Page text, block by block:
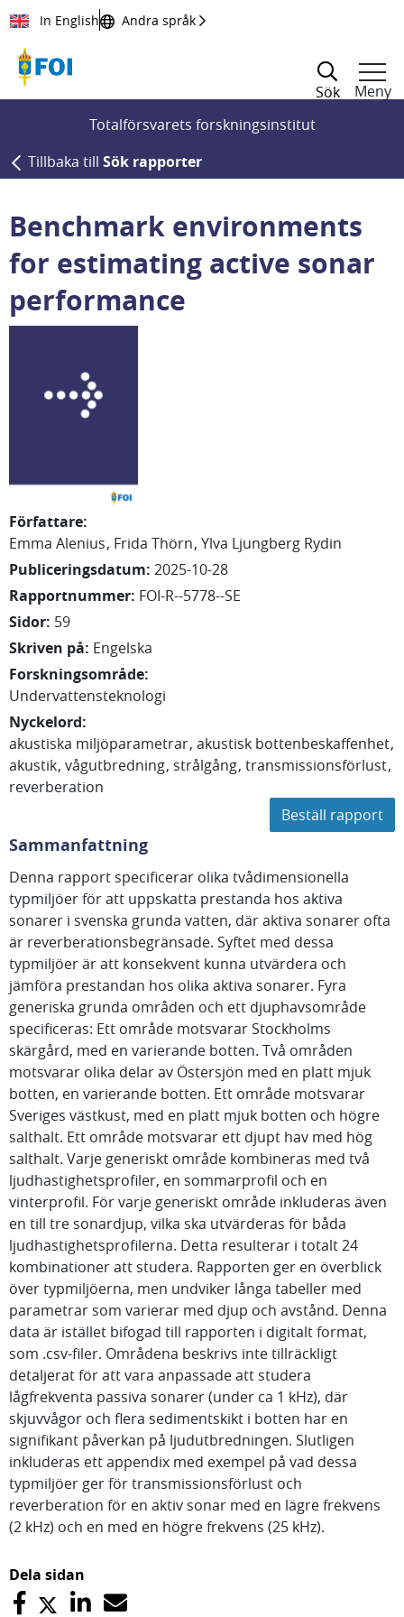
Till innehållet
In English Andra språk
Sök
Meny
Totalförsvarets forskningsinstitut
Tillbaka till Sök rapporter
Benchmark environments
for estimating active sonar
performance
Författare:
Emma Alenius Frida Thörn Ylva Ljungberg Rydin
Publiceringsdatum: 2025-10-28
Rapportnummer: FOI-R--5778--SE
Sidor: 59
Skriven på: Engelska
Forskningsområde:
Undervattensteknologi
Nyckelord:
akustiska miljöparametrar akustisk bottenbeskaffenhet
akustik vågutbredning strålgång transmissionsförlust
reverberation
Beställ rapport
Sammanfattning
Denna rapport specificerar olika tvådimensionella
typmiljöer för att uppskatta prestanda hos aktiva
sonarer i svenska grunda vatten, där aktiva sonarer ofta
är reverberationsbegränsade. Syftet med dessa
typmiljöer är att konsekvent kunna utvärdera och
jämföra prestandan hos olika aktiva sonarer. Fyra
generiska grunda områden och ett djuphavsområde
specificeras: Ett område motsvarar Stockholms
skärgård, med en varierande botten. Två områden
motsvarar olika delar av Östersjön med en platt mjuk
botten, en varierande botten. Ett område motsvarar
Sveriges västkust, med en platt mjuk botten och högre
salthalt. Ett område motsvarar ett djupt hav med hög
salthalt. Varje generiskt område kombineras med två
ljudhastighetsprofiler, en sommarprofil och en
vinterprofil. För varje generiskt område inkluderas även
en till tre sonardjup, vilka ska utvärderas för båda
ljudhastighetsprofilerna. Detta resulterar i totalt 24
kombinationer att studera. Rapporten ger en överblick
över typmiljöerna, men undviker långa tabeller med
parametrar som varierar med djup och avstånd. Denna
data är istället bifogad till rapporten i digitalt format,
som .csv-filer. Områdena beskrivs inte tillräckligt
detaljerat för att vara anpassade att studera
lågfrekventa passiva sonarer (under ca 1 kHz), där
skjuvvågor och flera sedimentskikt i botten har en
signifikant påverkan på ljudutbredningen. Slutligen
inkluderas ett appendix med exempel på vad dessa
typmiljöer ger för transmissionsförlust och
reverberation för en aktiv sonar med en lägre frekvens
(2 kHz) och en med en högre frekvens (25 kHz).
Dela sidan